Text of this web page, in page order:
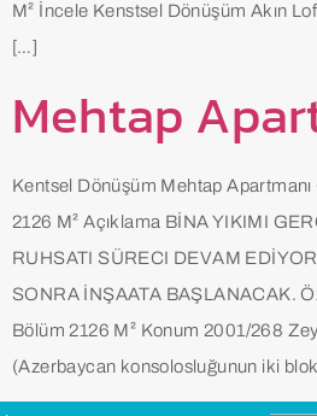
M² İncele Kenstsel Dönüşüm Akın
[…]
Mehtap
Kentsel Dönüşüm Mehtap Apartmanı
2126 M² Açıklama BİNA YIKIMI
RUHSATI SÜRECI DEVAM
SONRA İNŞAATA BAŞLANACAK.
Bölüm 2126 M² Konum 2001/268
(Azerbaycan konsolosluğunun iki blok